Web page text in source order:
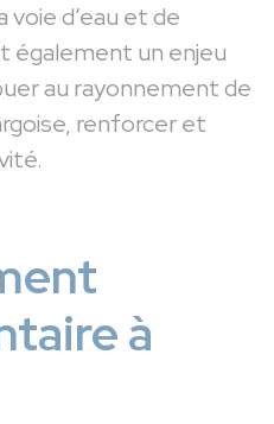
voie d’eau et de
également un enjeu
au rayonnement de
renforcer et
à